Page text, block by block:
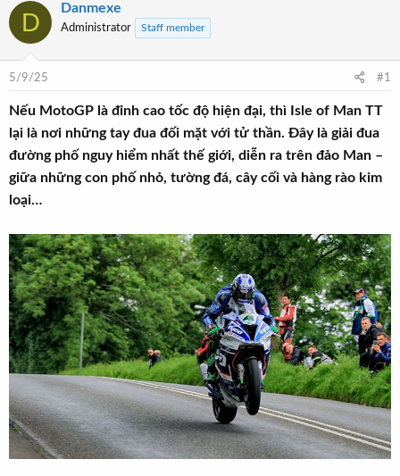
r
e
d
t
a
r
à
y
đ
ầ
D Danmexe
Administrator Staff member
5/9/25 #1
Nếu MotoGP là đỉnh cao tốc độ hiện đại, thì Isle of Man TT
lại là nơi những tay đua đối mặt với tử thần. Đây là giải đua
đường phố nguy hiểm nhất thế giới, diễn ra trên đảo Man –
giữa những con phố nhỏ, tường đá, cây cối và hàng rào kim
loại…